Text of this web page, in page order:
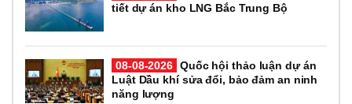
tiết dự án kho LNG Bắc Trung Bộ
08-08-2026 Quốc hội thảo luận dự án
Luật Dầu khí sửa đổi, bảo đảm an ninh
năng lượng